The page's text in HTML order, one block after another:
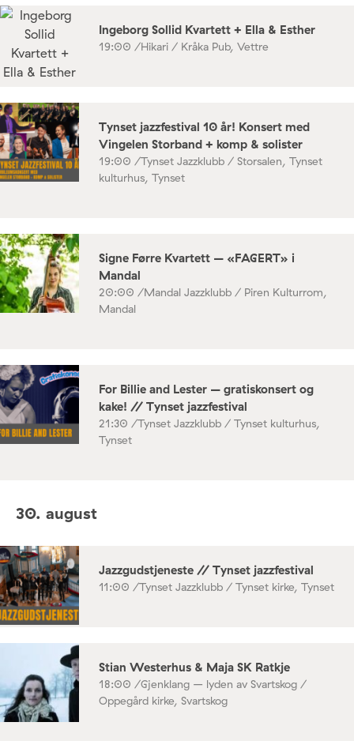
Ingeborg Sollid Kvartett + Ella & Esther
19:00 /Hikari / Kråka Pub, Vettre
Tynset jazzfestival 10 år! Konsert med
Vingelen Storband + komp & solister
19:00 /Tynset Jazzklubb / Storsalen, Tynset
kulturhus, Tynset
Signe Førre Kvartett – «FAGERT» i
Mandal
20:00 /Mandal Jazzklubb / Piren Kulturrom,
Mandal
For Billie and Lester – gratiskonsert og
kake! // Tynset jazzfestival
21:30 /Tynset Jazzklubb / Tynset kulturhus,
Tynset
30. august
Jazzgudstjeneste // Tynset jazzfestival
11:00 /Tynset Jazzklubb / Tynset kirke, Tynset
Stian Westerhus & Maja SK Ratkje
18:00 /Gjenklang – lyden av Svartskog /
Oppegård kirke, Svartskog